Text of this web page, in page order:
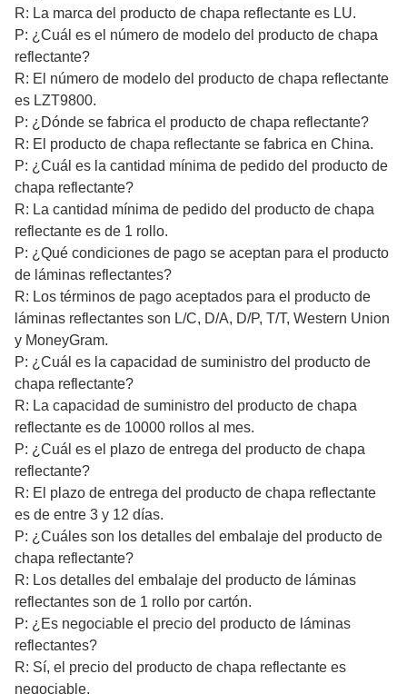
R: La marca del producto de chapa reflectante es LU.
P: ¿Cuál es el número de modelo del producto de chapa
reflectante?
R: El número de modelo del producto de chapa reflectante
es LZT9800.
P: ¿Dónde se fabrica el producto de chapa reflectante?
R: El producto de chapa reflectante se fabrica en China.
P: ¿Cuál es la cantidad mínima de pedido del producto de
chapa reflectante?
R: La cantidad mínima de pedido del producto de chapa
reflectante es de 1 rollo.
P: ¿Qué condiciones de pago se aceptan para el producto
de láminas reflectantes?
R: Los términos de pago aceptados para el producto de
láminas reflectantes son L/C, D/A, D/P, T/T, Western Union
y MoneyGram.
P: ¿Cuál es la capacidad de suministro del producto de
chapa reflectante?
R: La capacidad de suministro del producto de chapa
reflectante es de 10000 rollos al mes.
P: ¿Cuál es el plazo de entrega del producto de chapa
reflectante?
R: El plazo de entrega del producto de chapa reflectante
es de entre 3 y 12 días.
P: ¿Cuáles son los detalles del embalaje del producto de
chapa reflectante?
R: Los detalles del embalaje del producto de láminas
reflectantes son de 1 rollo por cartón.
P: ¿Es negociable el precio del producto de láminas
reflectantes?
R: Sí, el precio del producto de chapa reflectante es
negociable.